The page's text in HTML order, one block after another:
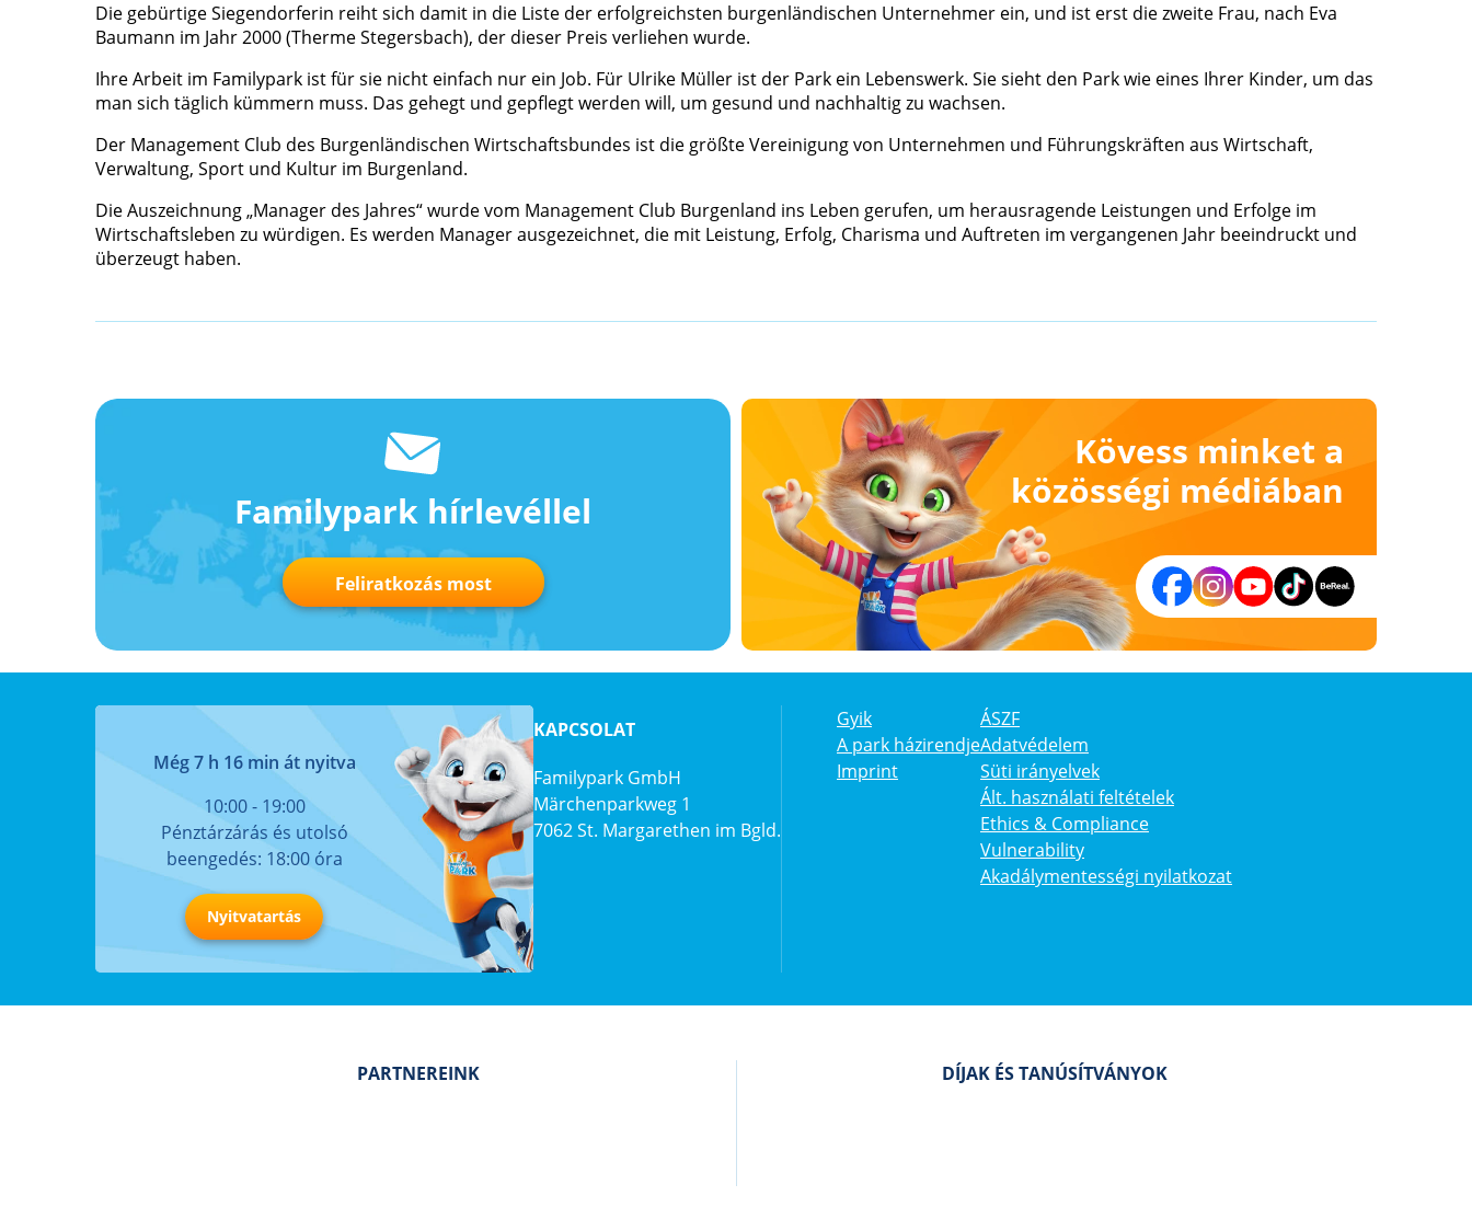
Die gebürtige Siegendorferin reiht sich damit in die Liste der erfolgreichsten burgenländischen Unternehmer ein, und ist erst die zweite Frau, nach Eva
Baumann im Jahr 2000 (Therme Stegersbach), der dieser Preis verliehen wurde.
Ihre Arbeit im Familypark ist für sie nicht einfach nur ein Job. Für Ulrike Müller ist der Park ein Lebenswerk. Sie sieht den Park wie eines Ihrer Kinder, um das
man sich täglich kümmern muss. Das gehegt und gepflegt werden will, um gesund und nachhaltig zu wachsen.
Der Management Club des Burgenländischen Wirtschaftsbundes ist die größte Vereinigung von Unternehmen und Führungskräften aus Wirtschaft,
Verwaltung, Sport und Kultur im Burgenland.
Die Auszeichnung „Manager des Jahres“ wurde vom Management Club Burgenland ins Leben gerufen, um herausragende Leistungen und Erfolge im
Wirtschaftsleben zu würdigen. Es werden Manager ausgezeichnet, die mit Leistung, Erfolg, Charisma und Auftreten im vergangenen Jahr beeindruckt und
überzeugt haben.
Familypark hírlevéllel
Feliratkozás most
Kövess minket a
közösségi médiában
Még 7 h 16 min át nyitva
10:00 - 19:00
Pénztárzárás és utolsó
beengedés: 18:00 óra
Nyitvatartás
KAPCSOLAT
Familypark GmbH
Märchenparkweg 1
7062 St. Margarethen im Bgld.
Gyik
A park házirendje
Imprint
ÁSZF
Adatvédelem
Süti irányelvek
Ált. használati feltételek
Ethics & Compliance
Vulnerability
Akadálymentességi nyilatkozat
PARTNEREINK DÍJAK ÉS TANÚSÍTVÁNYOK